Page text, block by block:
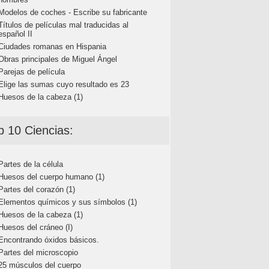
de coches - Escribe su fabricante
de películas mal traducidas al
II
romanas en Hispania
principales de Miguel Ángel
de película
las sumas cuyo resultado es 23
de la cabeza (1)
10 Ciencias:
de la célula
del cuerpo humano (1)
del corazón (1)
químicos y sus símbolos (1)
de la cabeza (1)
del cráneo (I)
óxidos básicos.
del microscopio
músculos del cuerpo